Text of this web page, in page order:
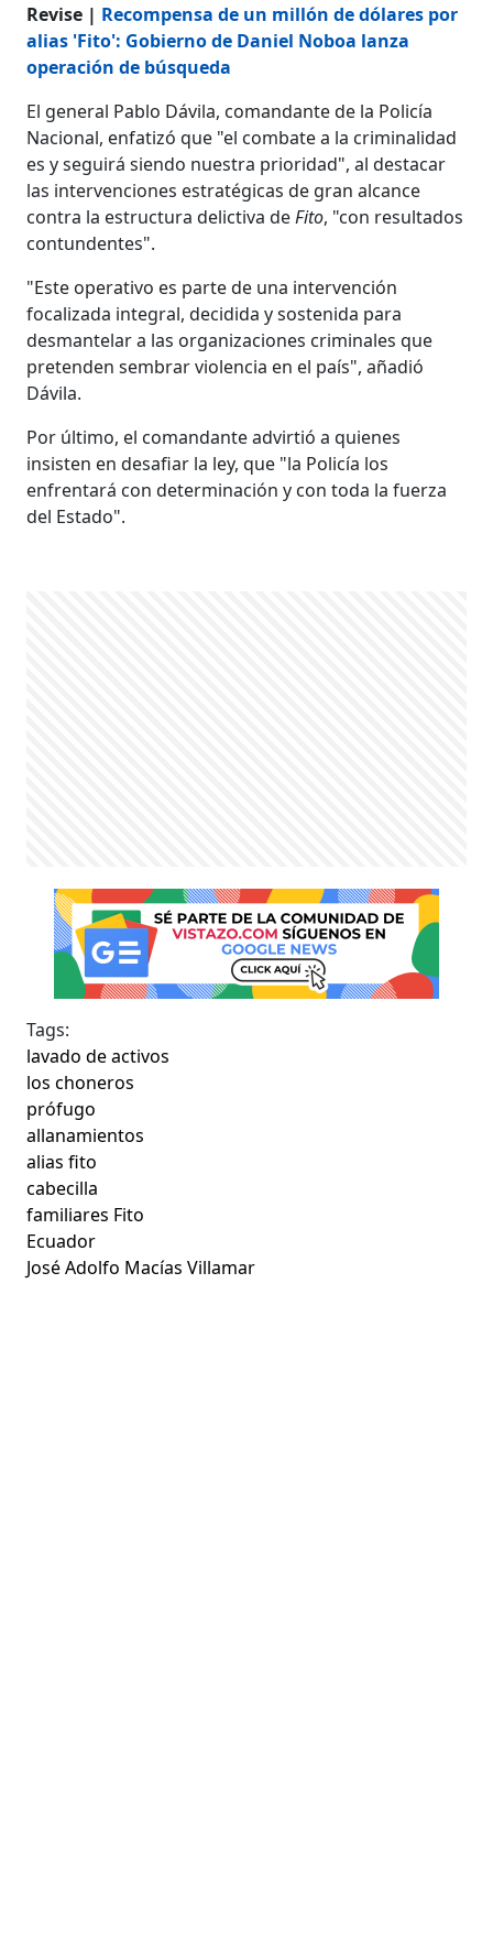
Revise | Recompensa de un millón de dólares por
alias 'Fito': Gobierno de Daniel Noboa lanza
operación de búsqueda
El general Pablo Dávila, comandante de la Policía
Nacional, enfatizó que "el combate a la criminalidad
es y seguirá siendo nuestra prioridad", al destacar
las intervenciones estratégicas de gran alcance
contra la estructura delictiva deFito, "con resultados
contundentes".
"Este operativo es parte de una intervención
focalizada integral, decidida y sostenida para
desmantelar a las organizaciones criminales que
pretenden sembrar violencia en el país", añadió
Dávila.
Por último, el comandante advirtió a quienes
insisten en desafiar la ley, que "la Policía los
enfrentará con determinación y con toda la fuerza
del Estado".
Tags:
lavado de activos
los choneros
prófugo
allanamientos
alias fito
cabecilla
familiares Fito
Ecuador
José Adolfo Macías Villamar